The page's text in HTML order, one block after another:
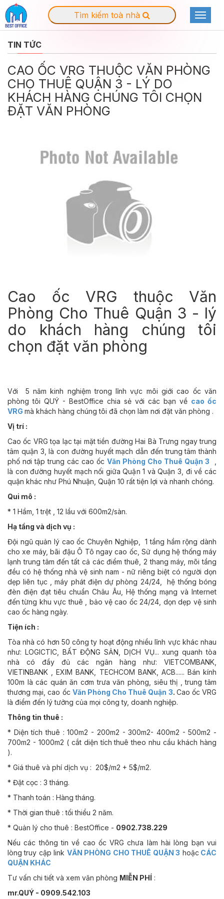
Tìm kiếm toà nhà
Toggle
TIN TỨC
CAO ỐC VRG THUỘC VĂN PHÒNG
CHO THUÊ QUẬN 3 - LÝ DO
KHÁCH HÀNG CHÚNG TÔI CHỌN
ĐẶT VĂN PHÒNG
Cao ốc VRG thuộc Văn
Phòng Cho Thuê Quận 3 - lý
do khách hàng chúng tôi
chọn đặt văn phòng
Với 5 năm kinh nghiệm trong lĩnh vực môi giới cao ốc văn
phòng tôi QUÝ - BestOffice chia sẻ với các bạn về cao ốc
VRG mà khách hàng chúng tôi đã chọn làm nơi đặt văn phòng .
Vị trí :
Cao ốc VRG tọa lạc tại mặt tiền đường Hai Bà Trưng ngay trung
tâm quận 3, là con đường huyết mạch dẫn đến trung tâm thành
phố nơi tập trung các cao ốc Văn Phòng Cho Thuê Quận 3
là con đường huyết mạch nối giữa Quận 1 và Quận 3, đi về các
quận khác như Phú Nhuận, Quận 10 rất tiện lợi và nhanh chóng.
Qui mô :
* 1 Hầm, 1 trệt , 12 lầu với 600m2/sàn.
Hạ tầng và dịch vụ :
Đội ngũ quản lý cao ốc Chuyên Nghiệp, 1 tầng hầm rộng dành
cho xe máy, bãi đậu Ô Tô ngay cao ốc, Sử dụng hệ thống máy
lạnh trung tâm đến tất cả các điểm thuê, 2 thang máy, mõi tầng
đều có hệ thống nhà vệ sinh nam - nữ riêng biệt có người dọn
dẹp liên tục , máy phát điện dự phòng 24/24, hệ thống bóng
đèn điện đạt tiêu chuẩn Châu Âu, Hệ thống mạng và Internet
đến từng khu vực thuê , bảo vệ cao ốc 24/24, dọn dẹp vệ sinh
cao ốc hàng ngày.
Tiện ích :
Tòa nhà có hơn 50 công ty hoạt động nhiều lĩnh vực khác nhau
như: LOGICTIC, BẤT ĐỘNG SẢN, DỊCH VỤ... xung quanh tòa
nhà có đầy đủ các ngân hàng như: VIETCOMBANK,
VIETINBANK , EXIM BANK, TECHCOM BANK, ACB...... Bán kính
100m là các quán ăn cơm trưa văn phòng, siêu thị , trung tâm
thương mại, cao ốc Văn Phòng Cho Thuê Quận 3. Cao ốc VRG
là điểm đến lý tưởng của mọi công ty, doanh nghiệp.
Thông tin thuê :
* Diện tích thuê : 100m2 - 200m2 - 300m2- 400m2 - 500m2 -
700m2 - 1000m2 ( cắt diện tích thuê theo nhu cầu khách hàng
).
* Giá thuê và phí dịch vụ : 20$/m2 + 5$/m2.
* Đặt cọc : 3 tháng.
* Thanh toán : Hàng tháng.
* Thời gian thuê : tối thiểu 2 năm.
* Quản lý cho thuê : BestOffice - 0902.738.229
Nếu các thông tin về cao ốc VRG chưa làm hài lòng bạn vui
lòng truy cập link VĂN PHÒNG CHO THUÊ QUẬN 3 hoặc CÁC
QUẬN KHÁC
Tư vấn chi tiết và xem văn phòng MIỄN PHÍ :
mr.QUÝ - 0909.542.103